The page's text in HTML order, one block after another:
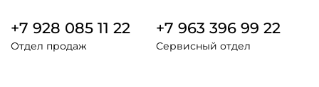
+7 928 085 11 22
Отдел продаж
+7 963 396 99 22
Сервисный отдел